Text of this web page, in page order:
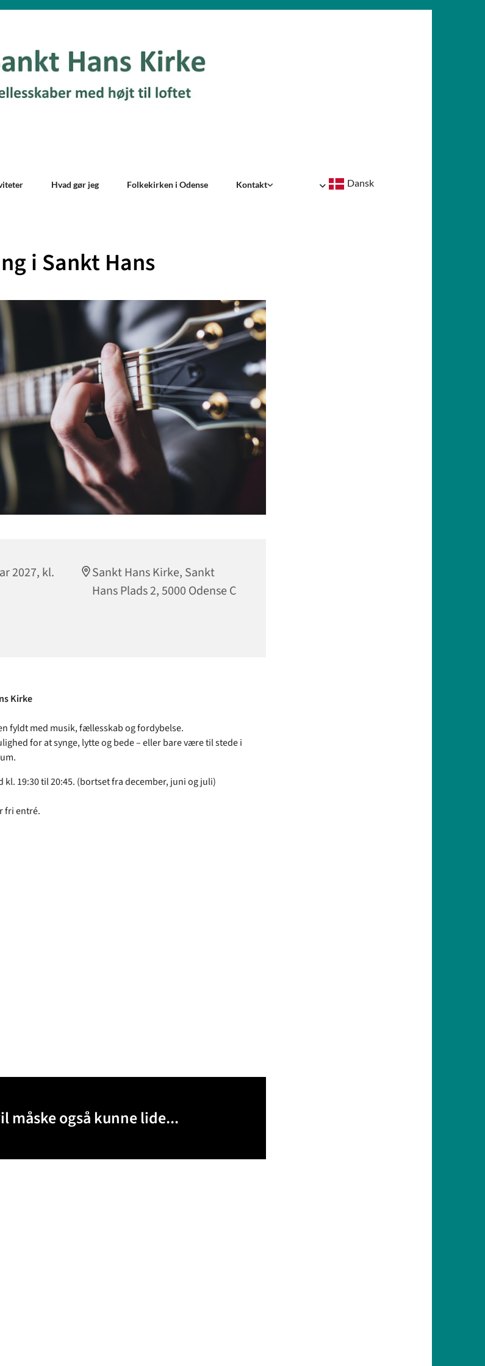
Hvad gør jeg Folkekirken i Odense Kontakt Dansk
i Sankt Hans
2027, kl.
Sankt Hans Kirke, Sankt
Hans Plads 2, 5000 Odense C
Kirke
fyldt med musik, fællesskab og fordybelse.
for at synge, lytte og bede – eller bare være til stede i
kl. 19:30 til 20:45. (bortset fra december, juni og juli)
fri entré.
måske også kunne lide...